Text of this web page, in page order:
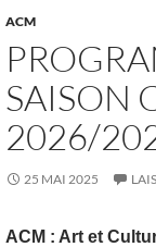
ACM
SAISON
2026/
25 MAI 2025
ACM : Art et